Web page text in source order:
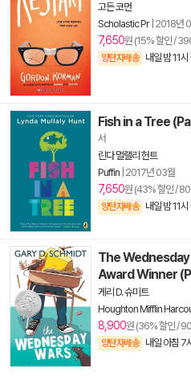
고든 코먼
Scholastic Pr 2018년
7,650원 (15% 할인 /
양탄자배송 내일 밤 11시
Fish in a Tree
서
린다 멀랠리 헌트
Puffin 2017년 03월
7,650원 (43% 할인 /
양탄자배송 내일 밤 11시
The
Award Winner
게리 D. 슈미트
Houghton Mifflin
8,900원 (36% 할인 /
양탄자배송 내일 아침 7시